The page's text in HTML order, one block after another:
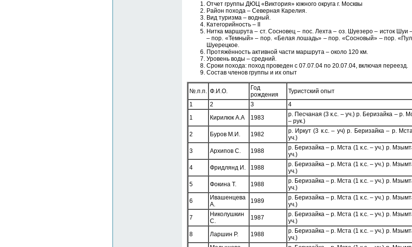
Отчет группы ДЮЦ «Виктория» южного округа г. Москвы
Район похода – Северная Карелия.
Вид туризма – водный.
Категорийность – II
Нитка маршрута – ст. Сосновец – пос. Лехта – оз. Шуезеро – исток Шуи
– пор. «Темный» – пор. «Белая лошадь» – пор. «Сосновый» – пор.
Шуерецкое.
Протяжённость активной части маршрута – около 120 км.
Уровень воды – средний.
Сроки похода: поход проведен с 07.07.04 по 20.07.04, включая переезд.
Состав членов группы и их опыт
№.п.п. Ф.И.О.
Год
рождения
Туристский опыт
1
2 3 4
1
Кирилюк А.А 1983
р. Песчаная (3 к.с. – уч.) р. Беризайка – р.
– рук.)
2 Буров М.И. 1982
р. Иркут (3 к.с. – уч) р. Беризайка – р.
уч.)
3 Архипов С. 1988
р. Беризайка – р. Мста (1 к.с. – уч.) р.
уч.)
4 Фридлянд И. 1988
р. Беризайка – р. Мста (1 к.с. – уч.) р.
уч.)
5 Фокина Т. 1988
р. Беризайка – р. Мста (1 к.с. – уч.) р.
уч.)
6
Ивашенцева
А.
1989
р. Беризайка – р. Мста (1 к.с. – уч.) р.
уч.)
7
Николушкин
С.
1987
р. Беризайка – р. Мста (1 к.с. – уч.) р.
уч.)
8 Ларшин Р. 1988
р. Беризайка – р. Мста (1 к.с. – уч.) р.
уч.)